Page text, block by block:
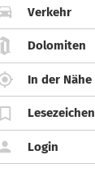
Verkehr
Dolomiten
In der Nähe
Lesezeichen
Login